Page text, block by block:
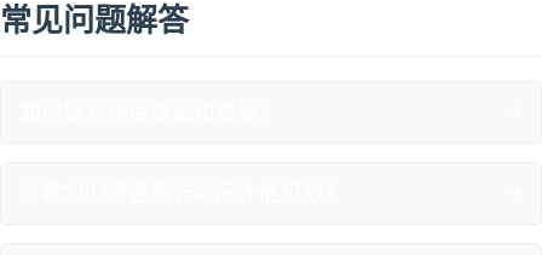
常见问题解答